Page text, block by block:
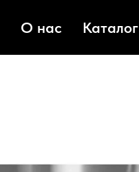
О нас Каталог